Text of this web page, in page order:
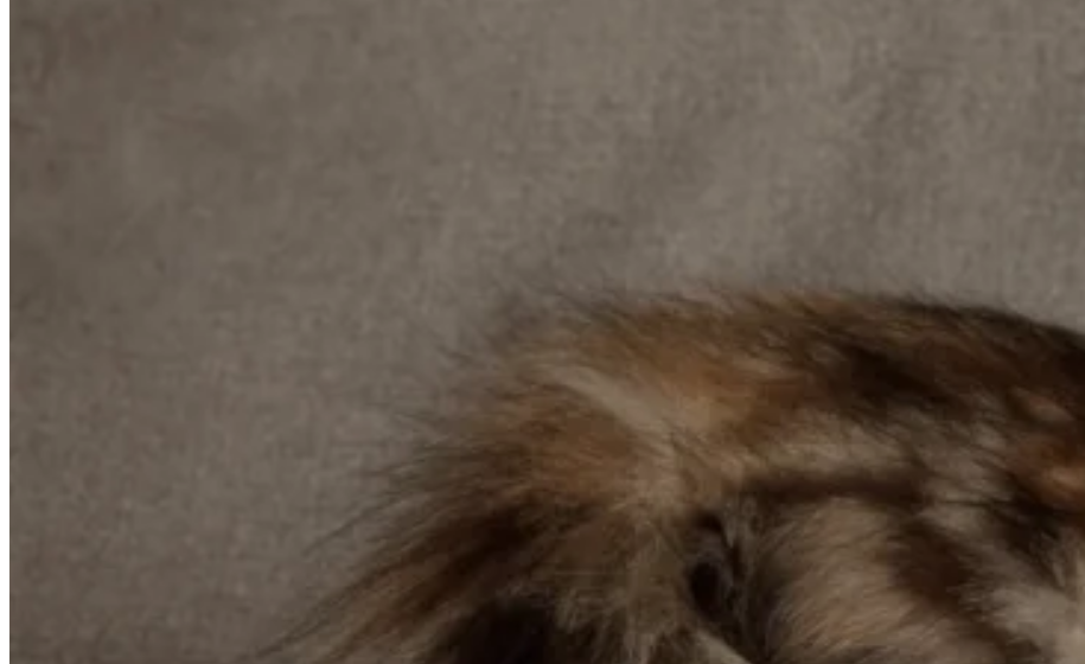
Wykorzystujemy pliki cookie do spersonalizowania treści i reklam, aby oferować funkcje społecznościowe i
witrynie. Informacje o tym, jak korzystasz z naszej witryny, udostępniamy partnerom społecznościowym,
Partnerzy mogą połączyć te informacje z innymi danymi otrzymanymi od Ciebie lub uzyskanymi podczas
Niezbędne
Niezbędne pliki cookie mają kluczowe znaczenie dla podstawowych funkcji witryny i witryna nie będzie działać
nich. Te pliki cookie nie przechowują żadnych danych umożliwiających identyfikację osoby.